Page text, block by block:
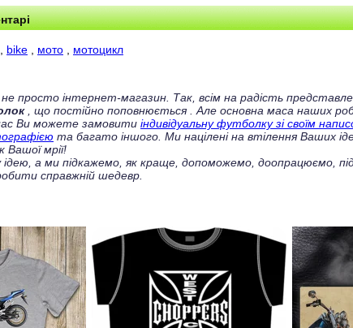
bike мото мотоцикл
просто інтернет-магазин. Так, всім на радість
, що постійно поповнюється
. Але основна маса наших
Ви можете замовити індивідуальну футболку зі своїм
та багато іншого. Ми націлені на втілення Ваших
мрії!
а ми підкажемо, як краще, допоможемо, доопрацюємо,
справжній шедевр.